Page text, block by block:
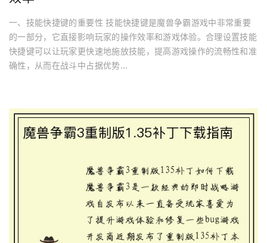
一、技能快捷键的重要性 技能快捷键是魔兽争霸游戏中非常重要
的一部分，它直接影响玩家的操作效率和游戏体验。合理设置技能
快捷键可以让玩家更快速地施放技能，提高游戏操作的流畅性和准
确性，从而在战斗中占据优势...